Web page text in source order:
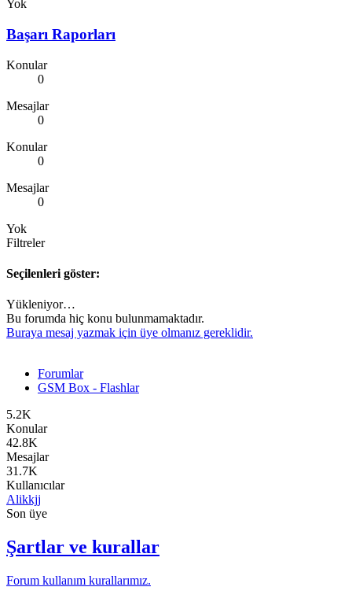
Yok
Başarı Raporları
Konular
0
Mesajlar
0
Konular
0
Mesajlar
0
Yok
Filtreler
Seçilenleri göster:
Yükleniyor…
Bu forumda hiç konu bulunmamaktadır.
Buraya mesaj yazmak için üye olmanız gereklidir.
Forumlar
GSM Box - Flashlar
5.2K
Konular
42.8K
Mesajlar
31.7K
Kullanıcılar
Alikkjj
Son üye
Şartlar ve kurallar
Forum kullanım kurallarımız.